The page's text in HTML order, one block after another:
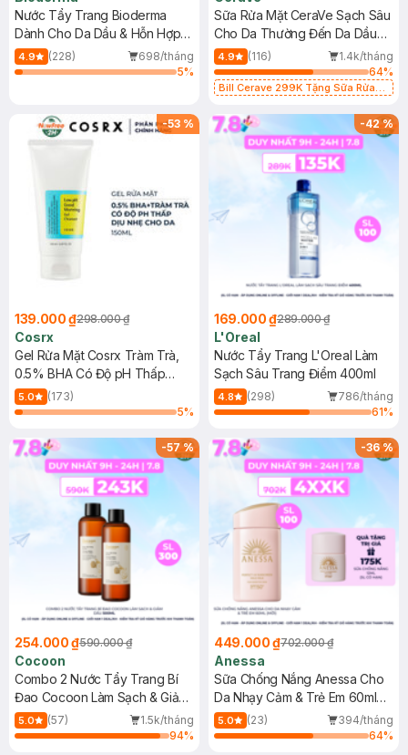
Nước Tẩy Trang Bioderma
Dành Cho Da Dầu & Hỗn Hợp
500ml
4.9 (228)
698/tháng
5%
Sữa Rửa Mặt CeraVe Sạch Sâu
Cho Da Thường Đến Da Dầu
473ml
4.9 (116)
1.4k/tháng
64%
Bill Cerave 299K Tặng Sữa Rửa
-53 %
139.000 ₫298.000 ₫
Cosrx
Gel Rửa Mặt Cosrx Tràm Trà,
0.5% BHA Có Độ pH Thấp
150ml
5.0
(173)
5%
-42%
169.000 ₫289.000 ₫
L'Oreal
Nước Tẩy Trang L'Oreal Làm
Sạch Sâu Trang Điểm 400ml
4.8 (298)
786/tháng
61%
-57%
254.000 ₫590.000 ₫
Cocoon
Combo 2 Nước Tẩy Trang Bí
Đao Cocoon Làm Sạch & Giảm
Dầu 500ml
5.0 (57)
1.5k/tháng
94%
-36%
449.000 ₫702.000 ₫
Anessa
Sữa Chống Nắng Anessa Cho
Da Nhạy Cảm & Trẻ Em 60ml
(Mới)
5.0 (23)
394/tháng
64%